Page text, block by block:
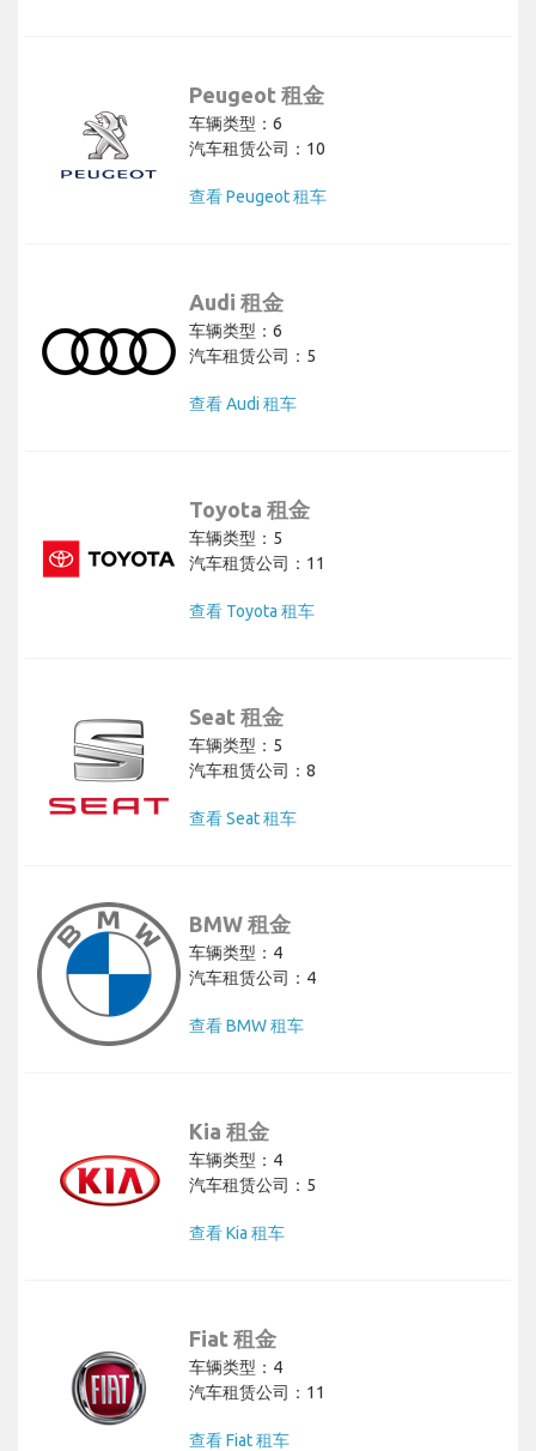
Peugeot 租金
车辆类型：6
汽车租赁公司：10
查看 Peugeot 租车
Audi 租金
车辆类型：6
汽车租赁公司：5
查看 Audi 租车
Toyota 租金
车辆类型：5
汽车租赁公司：11
查看 Toyota 租车
Seat 租金
车辆类型：5
汽车租赁公司：8
查看 Seat 租车
BMW 租金
车辆类型：4
汽车租赁公司：4
查看 BMW 租车
Kia 租金
车辆类型：4
汽车租赁公司：5
查看 Kia 租车
Fiat 租金
车辆类型：4
汽车租赁公司：11
查看 Fiat 租车